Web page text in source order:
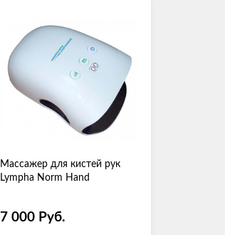
Массажер для кистей рук
Lympha Norm Hand
7 000 Руб.